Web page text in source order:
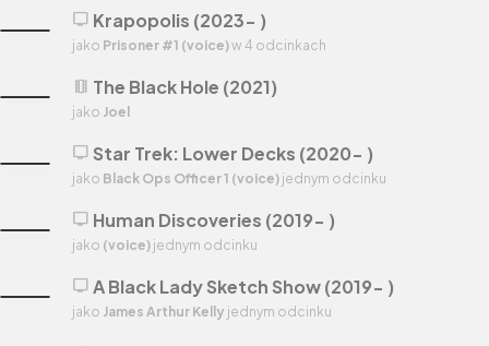
theaters The Black Hole (2021)
jako Joel
tv Human Discoveries (2019- )
jako (voice) jednym odcinku
tv Krapopolis (2023- )
jako Prisoner #1 (voice)w 4 odcinkach
tv A Black Lady Sketch Show (2019- )
jako James Arthur Kelly jednym odcinku
tv Star Trek: Lower Decks (2020- )
jako Black Ops Officer 1 (voice) jednym odcinku